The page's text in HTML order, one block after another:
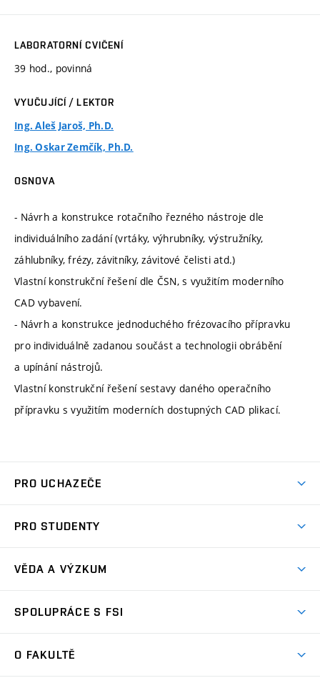
LABORATORNÍ CVIČENÍ
39 hod., povinná
VYUČUJÍCÍ / LEKTOR
Ing. Aleš Jaroš, Ph.D.
Ing. Oskar Zemčík, Ph.D.
OSNOVA
- Návrh a konstrukce rotačního řezného nástroje dle
individuálního zadání (vrtáky, výhrubníky, výstružníky,
záhlubníky, frézy, závitníky, závitové čelisti atd.)
Vlastní konstrukční řešení dle ČSN, s využitím moderního
CAD vybavení.
- Návrh a konstrukce jednoduchého frézovacího přípravku
pro individuálně zadanou součást a technologii obrábění
a upínání nástrojů.
Vlastní konstrukční řešení sestavy daného operačního
přípravku s využitím moderních dostupných CAD plikací.
PRO UCHAZEČE
Ambasadoři studia
Zápisy
PRO STUDENTY
Studijní předpisy
Pro prváky
VĚDA A VÝZKUM
Oblasti výzkumu
SPOLUPRÁCE S FSI
O FAKULTĚ